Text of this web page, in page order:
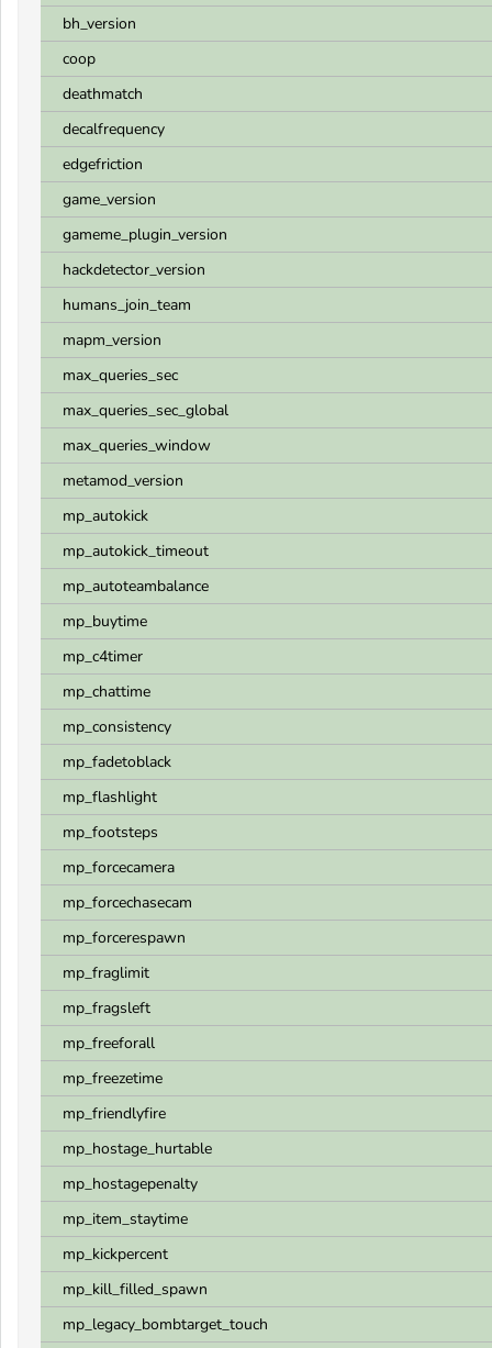
bh_version
coop
deathmatch
decalfrequency
edgefriction
game_version
gameme_plugin_version
hackdetector_version
humans_join_team
mapm_version
max_queries_sec
max_queries_sec_global
max_queries_window
metamod_version
mp_autokick
mp_autokick_timeout
mp_autoteambalance
mp_buytime
mp_c4timer
mp_chattime
mp_consistency
mp_fadetoblack
mp_flashlight
mp_footsteps
mp_forcecamera
mp_forcechasecam
mp_forcerespawn
mp_fraglimit
mp_fragsleft
mp_freeforall
mp_freezetime
mp_friendlyfire
mp_hostage_hurtable
mp_hostagepenalty
mp_item_staytime
mp_kickpercent
mp_kill_filled_spawn
mp_legacy_bombtarget_touch